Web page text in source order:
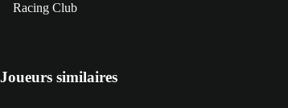
Racing Club
Joueurs similaires